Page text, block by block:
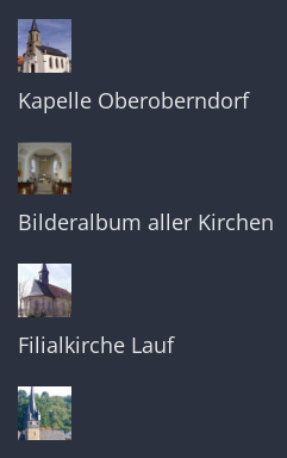
Kapelle Oberoberndorf
Bilderalbum aller Kirchen
Filialkirche Lauf